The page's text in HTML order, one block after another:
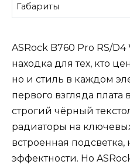
Габариты
ASRock B760 Pro RS/D4
находка для тех, кто
но и стиль в каждом
первого взгляда плата
строгий чёрный
радиаторы на
встроенная подсветка,
эффектности. Но